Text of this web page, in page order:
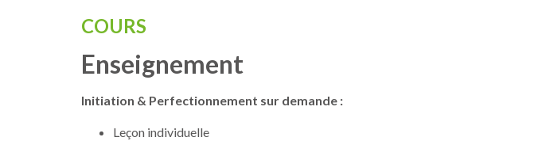
COURS
Enseignement
Initiation & Perfectionnement sur demande :
Leçon individuelle